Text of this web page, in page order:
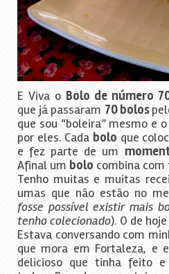
E Viva o Bolo de número
que já passaram 70 bolos
que sou “boleira” mesmo e
por eles. Cada bolo que
e fez parte de um
Afinal um bolo combina com
Tenho muitas e muitas
umas que não estão no
fosse possível existir mais
tenho colecionado). O de
Estava conversando com
que mora em Fortaleza, e
delicioso que tinha feito